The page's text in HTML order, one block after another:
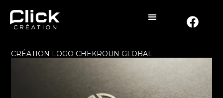
CRÉATION LOGO CHEKROUN GLOBAL